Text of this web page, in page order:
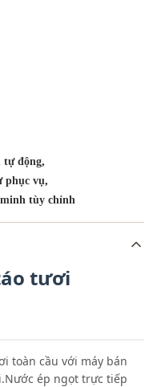
tự động,
phục vụ,
tùy chỉnh
tươi
toàn cầu với máy bán
ép ngọt trực tiếp